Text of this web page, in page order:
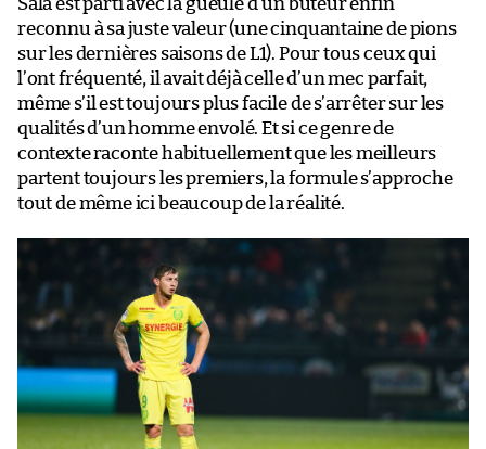
reconnu à sa juste valeur (une cinquantaine de pions
sur les dernières saisons de L1). Pour tous ceux qui
l’ont fréquenté, il avait déjà celle d’un mec parfait,
même s’il est toujours plus facile de s’arrêter sur les
qualités d’un homme envolé. Et si ce genre de
contexte raconte habituellement que les meilleurs
partent toujours les premiers, la formule s’approche
tout de même ici beaucoup de la réalité.